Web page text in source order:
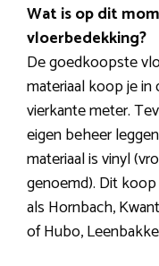
Wat is op dit
vloerbedekking?
De goedkoopste
materiaal koop je
vierkante meter.
eigen beheer
materiaal is vinyl
genoemd). Dit
als Hornbach,
of Hubo,